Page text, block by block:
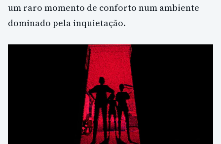
um raro momento de conforto num ambiente
dominado pela inquietação.